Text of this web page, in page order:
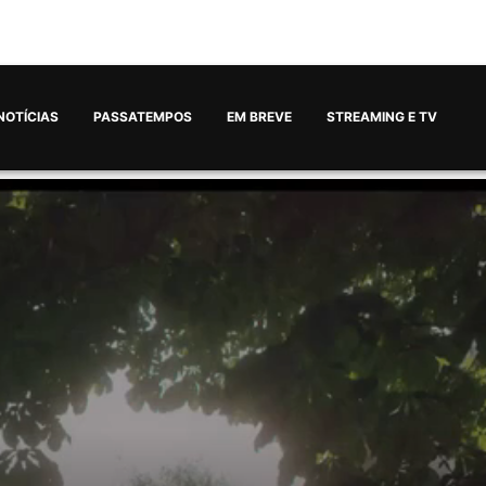
PASSATEMPOS EM BREVE STREAMING E TV